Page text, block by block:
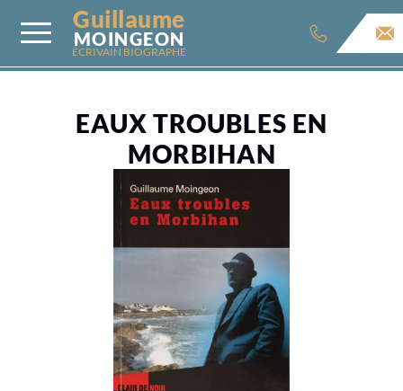
Guillaume
MOINGEON
ÉCRIVAIN BIOGRAPHE
EAUX TROUBLES EN
MORBIHAN